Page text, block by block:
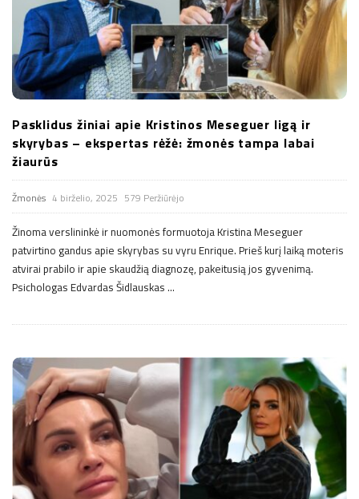
Pasklidus žiniai apie Kristinos Meseguer ligą ir
skyrybas – ekspertas rėžė: žmonės tampa labai
žiaurūs
Žmonės 4 birželio, 2025 579 Peržiūrėjo
Žinoma verslininkė ir nuomonės formuotoja Kristina Meseguer
patvirtino gandus apie skyrybas su vyru Enrique. Prieš kurį laiką moteris
atvirai prabilo ir apie skaudžią diagnozę, pakeitusią jos gyvenimą.
Psichologas Edvardas Šidlauskas …